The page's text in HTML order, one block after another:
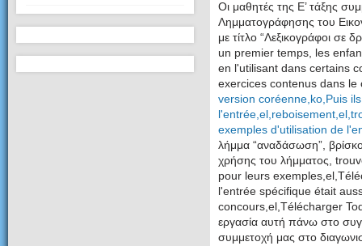
Οι μαθητές της Ε’ τάξης
Λημματογράφησης του
με τίτλο “Λεξικογράφοι σε
un premier temps, les
en l'utilisant dans certains
exercices contenus dans
version coréenne,ko,Puis
exemples d'utilisation de
λήμμα “αναδάσωση”,
χρήσης του λήμματος,
pour leurs
l'entrée spécifique était
concours,el,Télécharger
εργασία αυτή πάνω στο
συμμετοχή μας στο